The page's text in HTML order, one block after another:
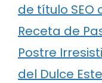
de título SEO
Receta de
Postre
del Dulce